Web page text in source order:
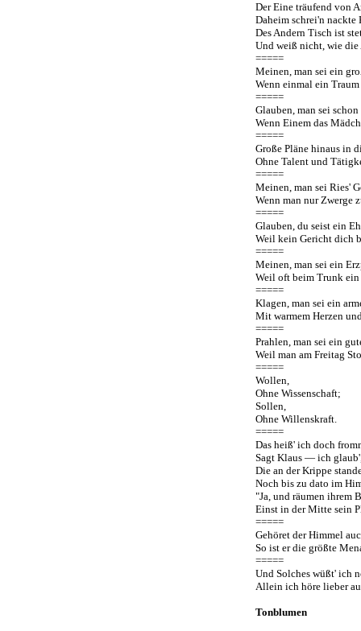
Der Eine träufend von
Daheim schrei'n nackte
Des Andern Tisch ist
Und weiß nicht, wie die
=====
Meinen, man sei ein
Wenn einmal ein
=====
Glauben, man sei
Wenn Einem das
=====
Große Pläne hinaus in
Ohne Talent und
=====
Meinen, man sei Ries'
Wenn man nur Zwerge
=====
Glauben, du seist ein
Weil kein Gericht dich
=====
Meinen, man sei ein
Weil oft beim Trunk ein
=====
Klagen, man sei ein
Mit warmem Herzen
=====
Prahlen, man sei ein
Weil man am Freitag
=====
Wollen,
Ohne Wissenschaft;
Sollen,
Ohne Willenskraft.
=====
Das heiß' ich doch
Sagt Klaus — ich
Die an der Krippe
Noch bis zu dato im
"Ja, und räumen ihrem
Einst in der Mitte sein
=====
Gehöret der Himmel
So ist er die größte
=====
Und Solches wüßt' ich
Allein ich höre lieber
Tonblumen